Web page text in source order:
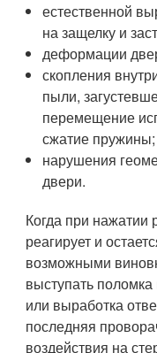
естественной
на защелку и
деформации
скопления
пыли,
перемещение
сжатие пружины;
нарушения
двери.
Когда при нажатии
реагирует и
возможными
выступать
или выработка
последняя
воздействия на